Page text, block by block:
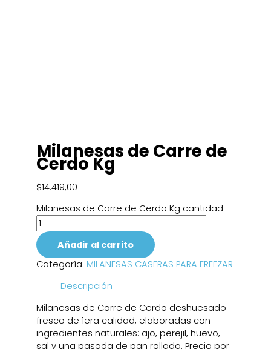
Milanesas de Carre de
Cerdo Kg
$14.419,00
Milanesas de Carre de Cerdo Kg cantidad
Añadir al carrito
Categoría: MILANESAS CASERAS PARA FREEZAR
Descripción
Milanesas de Carre de Cerdo deshuesado
fresco de 1era calidad, elaboradas con
ingredientes naturales: ajo, perejil, huevo,
sal y una pasada de pan rallado. Precio por